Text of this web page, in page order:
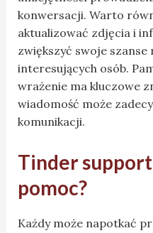
konwersacji. Warto
aktualizować zdjęcia i
zwiększyć swoje szanse
interesujących osób.
wrażenie ma kluczowe
wiadomość może
komunikacji.
Tinder support
pomoc?
Każdy może napotkać